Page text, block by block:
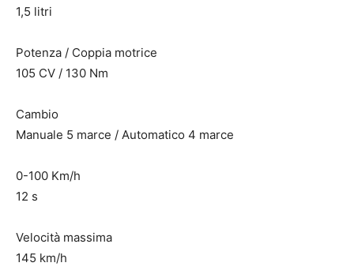
1,5 litri
Potenza / Coppia motrice
105 CV / 130 Nm
Cambio
Manuale 5 marce / Automatico 4 marce
0-100 Km/h
12 s
Velocità massima
145 km/h